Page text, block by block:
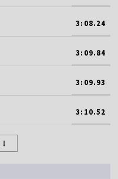
3:08.24
3:09.84
3:09.93
3:10.52